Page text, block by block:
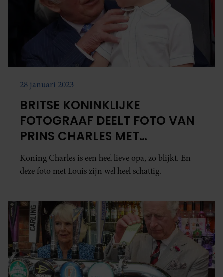
28 januari 2023
BRITSE KONINKLIJKE
FOTOGRAAF DEELT FOTO VAN
PRINS CHARLES MET
KLEINZOON LOUIS
Koning Charles is een heel lieve opa, zo blijkt. En
deze foto met Louis zijn wel heel schattig.